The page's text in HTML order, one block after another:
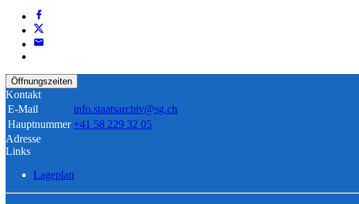
Öffnungszeiten
Kontakt
E-Mail
info.staatsarchiv@sg.ch
Hauptnummer +41 58 229 32 05
Adresse
Links
Lageplan